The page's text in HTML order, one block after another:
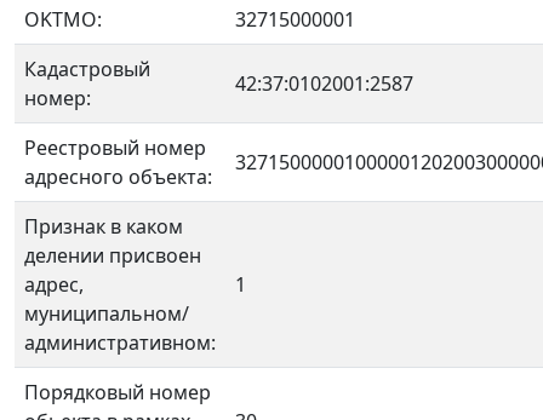
OKTMO:
32715000001
Кадастровый
номер:
42:37:0102001:2587
Реестровый номер
адресного объекта:
Признак в каком
делении присвоен
адрес,
муниципальном/
административном:
1
Порядковый номер